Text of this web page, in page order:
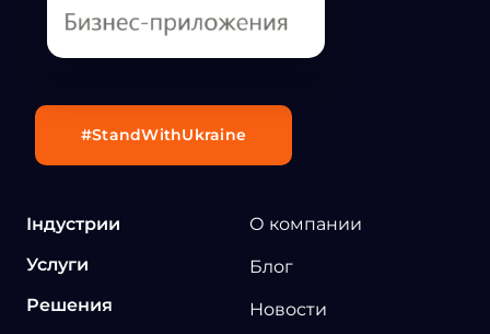
Індустрии
Услуги
Решения
О компании
Блог
Новости
#StandWithUkraine